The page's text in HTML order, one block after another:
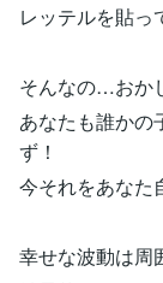
レッテルを貼っ
そんなの…おか
あなたも誰かの
ず！
今それをあなた
幸せな波動は周